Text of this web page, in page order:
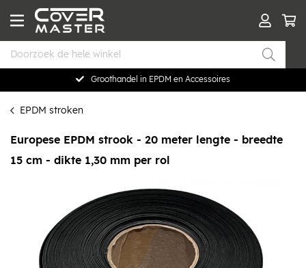
Groothandel in EPDM en Accessoires
EPDM stroken
Europese EPDM strook - 20 meter lengte - breedte
15 cm - dikte 1,30 mm per rol